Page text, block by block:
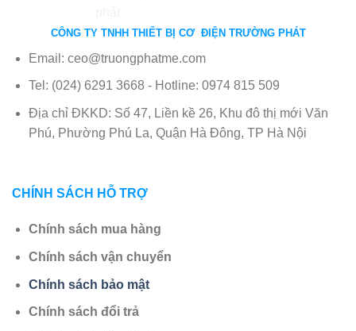
CÔNG TY TNHH THIẾT BỊ CƠ ĐIỆN TRƯỜNG PHÁT
Email: ceo@truongphatme.com
Tel: (024) 6291 3668 - Hotline: 0974 815 509
Địa chỉ ĐKKD: Số 47, Liền kề 26, Khu đô thị mới Văn
Phú, Phường Phú La, Quận Hà Đông, TP Hà Nội
CHÍNH SÁCH HỖ TRỢ
Chính sách mua hàng
Chính sách vận chuyển
Chính sách bảo mật
Chính sách đổi trả